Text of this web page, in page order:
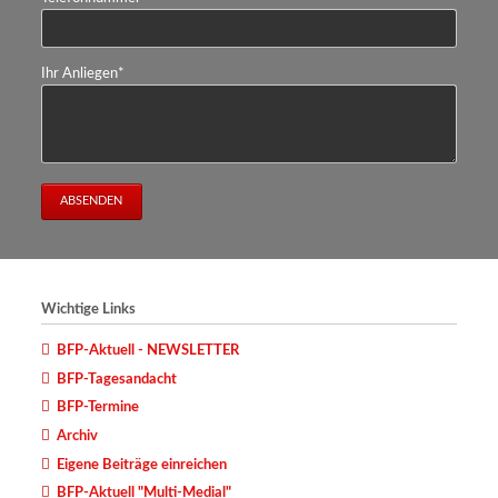
Pflichtfeld
Ihr Anliegen*
ABSENDEN
Wichtige Links
BFP-Aktuell - NEWSLETTER
BFP-Tagesandacht
BFP-Termine
Archiv
Eigene Beiträge einreichen
BFP-Aktuell "Multi-Medial"